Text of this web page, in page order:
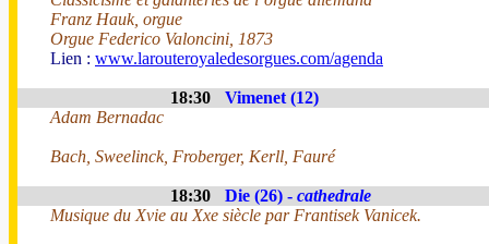
Franz Hauk, orgue
Orgue Federico Valoncini, 1873
Lien : www.larouteroyaledesorgues.com/agenda
18:30
Vimenet (12)
Adam Bernadac
Bach, Sweelinck, Froberger, Kerll, Fauré
18:30 Die (26) - cathedrale
Musique du Xvie au Xxe siècle par Frantisek Vanicek.